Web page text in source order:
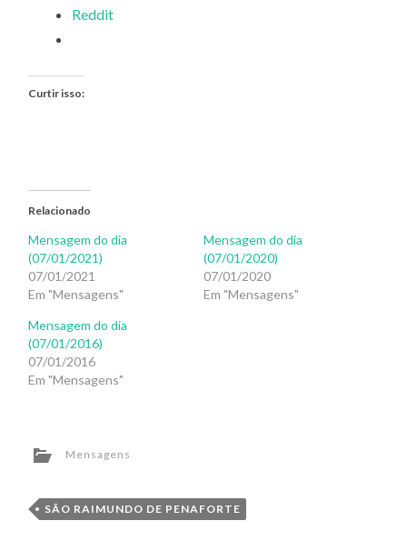
Reddit
Curtir isso:
Relacionado
Mensagem do dia
(07/01/2021)
07/01/2021
Em "Mensagens"
Mensagem do dia
(07/01/2020)
07/01/2020
Em "Mensagens"
Mensagem do dia
(07/01/2016)
07/01/2016
Em "Mensagens"
Mensagens
SÃO RAIMUNDO DE PENAFORTE